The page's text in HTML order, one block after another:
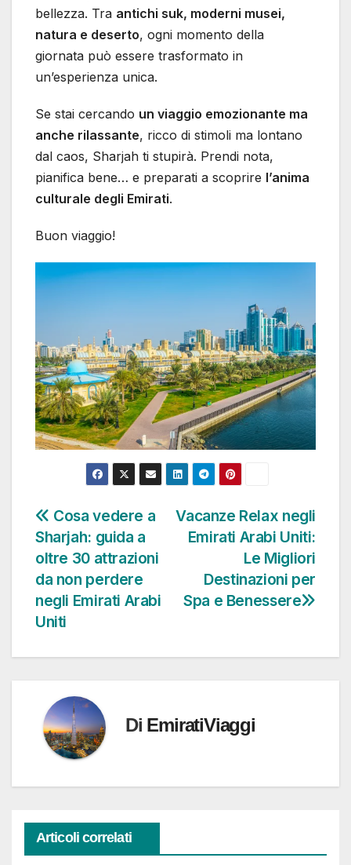
bellezza. Tra antichi suk, moderni musei,
natura e deserto, ogni momento della
giornata può essere trasformato in
un’esperienza unica.
Se stai cercando un viaggio emozionante ma
anche rilassante, ricco di stimoli ma lontano
dal caos, Sharjah ti stupirà. Prendi nota,
pianifica bene… e preparati a scoprire l’anima
culturale degli Emirati.
Buon viaggio!
Navigazione
articoli
Vacanze Relax negli
Emirati Arabi Uniti:
Le Migliori
Destinazioni per
Spa e Benessere
Cosa vedere a
Sharjah: guida a
oltre 30 attrazioni
da non perdere
negli Emirati Arabi
Uniti
Di EmiratiViaggi
Articoli correlati